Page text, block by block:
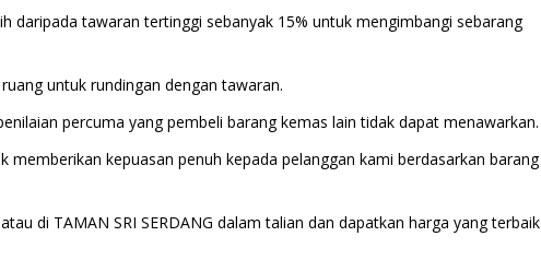
daripada tawaran tertinggi sebanyak 15% untuk mengimbangi sebarang
untuk rundingan dengan tawaran.
percuma yang pembeli barang kemas lain tidak dapat menawarkan.
memberikan kepuasan penuh kepada pelanggan kami berdasarkan barang
di TAMAN SRI SERDANG dalam talian dan dapatkan harga yang terbaik